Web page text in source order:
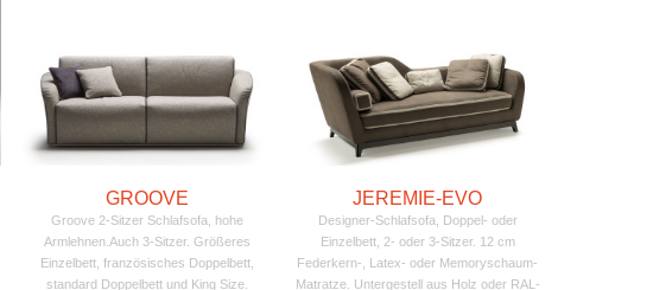
GROOVE
Groove 2-Sitzer Schlafsofa, hohe
Armlehnen.Auch 3-Sitzer. Größeres
Einzelbett, französisches Doppelbett,
standard Doppelbett und King Size.
JEREMIE-EVO
Designer-Schlafsofa, Doppel- oder
Einzelbett, 2- oder 3-Sitzer. 12 cm
Federkern-, Latex- oder Memoryschaum-
Matratze. Untergestell aus Holz oder RAL-